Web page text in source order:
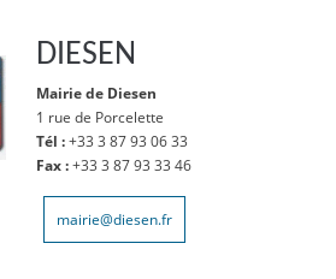
DIESEN
Mairie de Diesen
1 rue de Porcelette
Tél :+33 3 87 93 06 33
Fax :+33 3 87 93 33 46
mairie@diesen.fr